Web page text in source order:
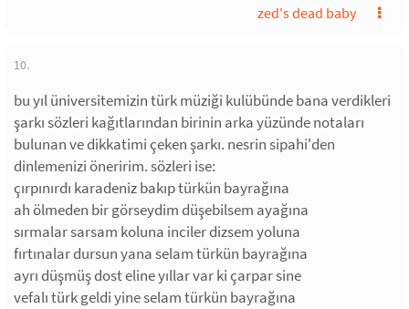
zed's dead baby
10.
bu yıl üniversitemizin türk müziği kulübünde bana verdikleri
şarkı sözleri kağıtlarından birinin arka yüzünde notaları
bulunan ve dikkatimi çeken şarkı. nesrin sipahi'den
dinlemenizi öneririm. sözleri ise:
çırpınırdı karadeniz bakıp türkün bayrağına
ah ölmeden bir görseydim düşebilsem ayağına
sırmalar sarsam koluna inciler dizsem yoluna
fırtınalar dursun yana selam türkün bayrağına
ayrı düşmüş dost eline yıllar var ki çarpar sine
vefalı türk geldi yine selam türkün bayrağına